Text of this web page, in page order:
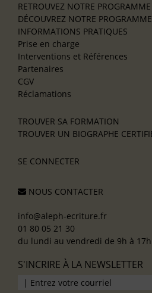
RETROUVEZ NOTRE
DÉCOUVREZ NOTRE
INFORMATIONS PRATIQUES
Prise en charge
Interventions et Références
Partenaires
CGV
Réclamations
TROUVER SA FORMATION
TROUVER UN BIOGRAPHE
SE CONNECTER
NOUS CONTACTER
info@aleph-ecriture.fr
01 80 05 21 30
du lundi au vendredi de 9h à 17h
S'INCRIRE À LA NEWSLETTER